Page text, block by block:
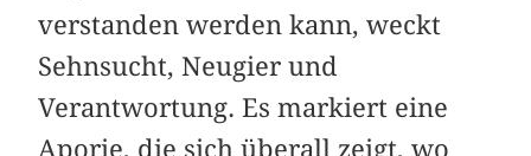
verstanden werden kann, weckt
Sehnsucht, Neugier und
Verantwortung. Es markiert eine
Aporie, die sich überall zeigt, wo